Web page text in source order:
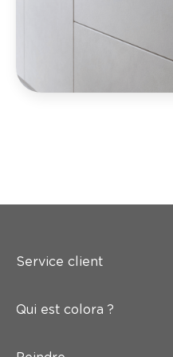
Service client
Qui est colora ?